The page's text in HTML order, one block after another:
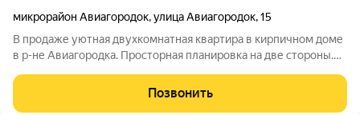
микрорайон Авиагородок,улица Авиагородок,15
В продаже уютная двухкомнатная квартира в кирпичном доме
в р-не Авиагородка. Просторная планировка на две стороны.
спальня. Квартира выполнена в лучших традициях советской
классики. Очень много
Позвонить